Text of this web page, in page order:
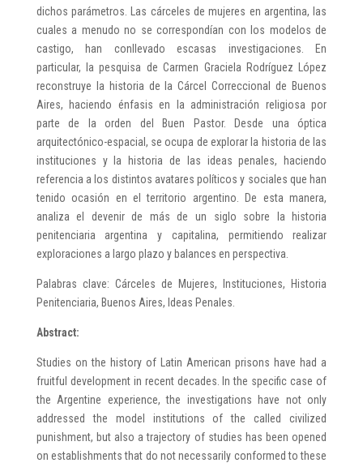
dichos parámetros. Las cárceles de mujeres en argentina, las
cuales a menudo no se correspondían con los modelos de
castigo, han conllevado escasas investigaciones. En
particular, la pesquisa de Carmen Graciela Rodríguez López
reconstruye la historia de la Cárcel Correccional de Buenos
Aires, haciendo énfasis en la administración religiosa por
parte de la orden del Buen Pastor. Desde una óptica
arquitectónico-espacial, se ocupa de explorar la historia de las
instituciones y la historia de las ideas penales, haciendo
referencia a los distintos avatares políticos y sociales que han
tenido ocasión en el territorio argentino. De esta manera,
analiza el devenir de más de un siglo sobre la historia
penitenciaria argentina y capitalina, permitiendo realizar
exploraciones a largo plazo y balances en perspectiva.
Palabras clave: Cárceles de Mujeres, Instituciones, Historia
Penitenciaria, Buenos Aires, Ideas Penales.
Abstract:
Studies on the history of Latin American prisons have had a
fruitful development in recent decades. In the specific case of
the Argentine experience, the investigations have not only
addressed the model institutions of the called civilized
punishment, but also a trajectory of studies has been opened
on establishments that do not necessarily conformed to these